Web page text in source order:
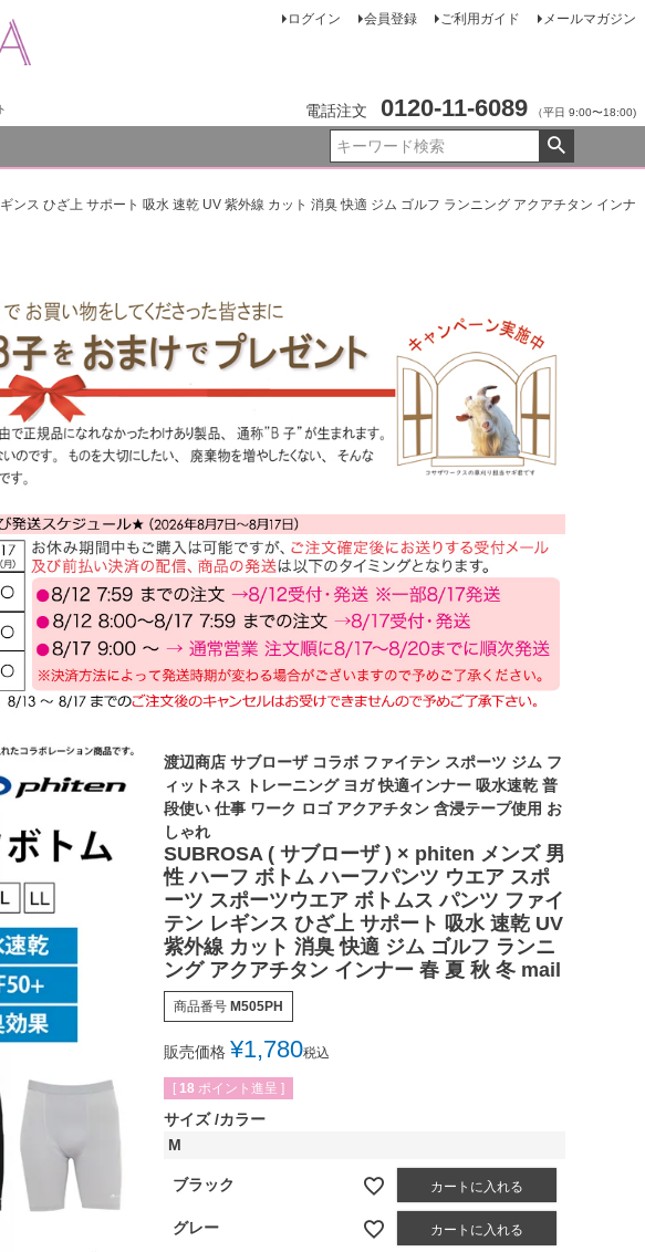
ログイン 会員登録 ご利用ガイド メールマガジン
電話注文 0120-11-6089 （平日 9:00〜18:00)
ス ひざ上 サポート 吸水 速乾 UV 紫外線 カット 消臭 快適 ジム ゴルフ ランニング アクアチタン インナ
渡辺商店 サブローザ コラボ ファイテン スポーツ ジム フ
ィットネス トレーニング ヨガ 快適インナー 吸水速乾 普
段使い 仕事 ワーク ロゴ アクアチタン 含浸テープ使用 お
しゃれ
SUBROSA ( サブローザ ) × phiten メンズ 男
性 ハーフ ボトム ハーフパンツ ウエア スポ
ーツ スポーツウエア ボトムス パンツ ファイ
テン レギンス ひざ上 サポート 吸水 速乾 UV
紫外線 カット 消臭 快適 ジム ゴルフ ランニ
ング アクアチタン インナー 春 夏 秋 冬 mail
商品番号 M505PH
販売価格 ¥1,780税込
[ 18 ポイント進呈 ]
サイズ カラー
M
ブラック カートに入れる
グレー カートに入れる